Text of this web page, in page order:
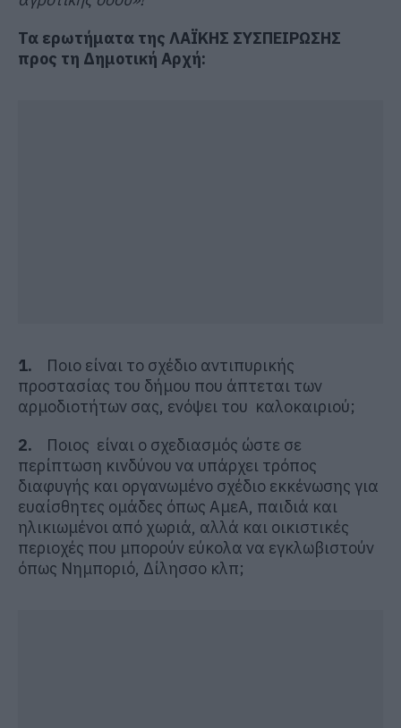
Τα ερωτήματα της ΛΑΪΚΗΣ ΣΥΣΠΕΙΡΩΣΗΣ
προς τη Δημοτική Αρχή:
1. Ποιο είναι το σχέδιο αντιπυρικής
προστασίας του δήμου που άπτεται των
αρμοδιοτήτων σας, ενόψει του καλοκαιριού;
2. Ποιος είναι ο σχεδιασμός ώστε σε
περίπτωση κινδύνου να υπάρχει τρόπος
διαφυγής και οργανωμένο σχέδιο εκκένωσης για
ευαίσθητες ομάδες όπως ΑμεΑ, παιδιά και
ηλικιωμένοι από χωριά, αλλά και οικιστικές
περιοχές που μπορούν εύκολα να εγκλωβιστούν
όπως Νημποριό, Δίλησσο κλπ;